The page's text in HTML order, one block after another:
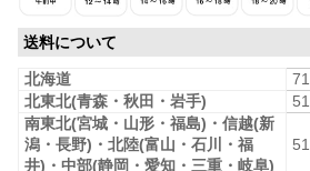
送料について
北海道
北東北(青森・秋田・岩手)
南東北(宮城・山形・福島)・信越(新
潟・長野)・北陸(富山・石川・福
井)・中部(静岡・愛知・三重・岐阜)